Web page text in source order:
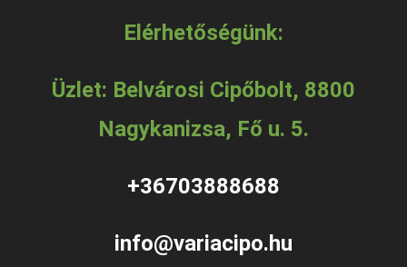
Elérhetőségünk:
Üzlet: Belvárosi Cipőbolt, 8800
Nagykanizsa, Fő u. 5.
+36703888688
info@variacipo.hu